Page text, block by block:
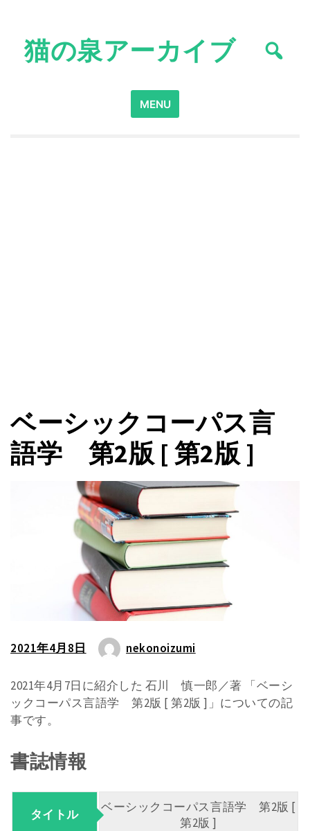
content猫の泉アーカイブ
Search
for:
MENU
ベーシックコーパス言
語学 第2版 [ 第2版 ]
2021年4月8日 nekonoizumi
2021年4月7日に紹介した 石川 慎一郎／著 「ベーシ
ックコーパス言語学 第2版 [ 第2版 ]」についての記
事です。
書誌情報
タイトル
ベーシックコーパス言語学 第2版 [
第2版 ]